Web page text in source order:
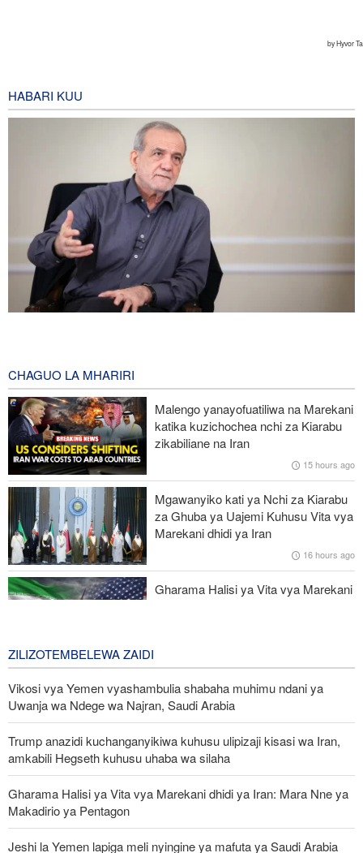
HABARI KUU
IRGC: Watu 8 wenye silaha wenye mfungamano na makundi ya
kigaidi watiwa nguvuni kusini-mashariki mwa Iran
Ripoti: Mashambulio ya Marekani yaliua na kujeruhi mamia ya
raia Yemen mwaka jana; Washington inaficha idadi kamili ya
wahanga
Raia zaidi ya 300 waliotekwa nyara Nigeria waokolewa katika
operesheni kubwa
Mbu vamizi azua hofu ya malaria kote barani Afrika
CHAGUO LA MHARIRI
Malengo yanayofuatiliwa na Marekani
katika kuzichochea nchi za Kiarabu
zikabiliane na Iran
15 hours ago
Mgawanyiko kati ya Nchi za Kiarabu
za Ghuba ya Uajemi Kuhusu Vita vya
Marekani dhidi ya Iran
16 hours ago
Gharama Halisi ya Vita vya Marekani
ZILIZOTEMBELEWA ZAIDI
Vikosi vya Yemen vyashambulia shabaha muhimu ndani ya
Uwanja wa Ndege wa Najran, Saudi Arabia
Trump anazidi kuchanganyikiwa kuhusu ulipizaji kisasi wa Iran,
amkabili Hegseth kuhusu uhaba wa silaha
Gharama Halisi ya Vita vya Marekani dhidi ya Iran: Mara Nne ya
Makadirio ya Pentagon
Jeshi la Yemen lapiga meli nyingine ya mafuta ya Saudi Arabia